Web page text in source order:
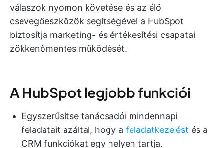
válaszok nyomon követése és az élő
csevegőeszközök segítségével a HubSpot
biztosítja marketing- és értékesítési csapatai
zökkenőmentes működését.
A HubSpot legjobb funkciói
Egyszerűsítse tanácsadói mindennapi
feladatait azáltal, hogy a feladatkezelést és a
CRM funkciókat egy helyen tartja.